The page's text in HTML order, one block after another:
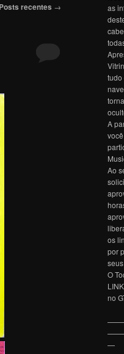
Posts recentes →
as
tudo
A
Ao
os
por
O
no
—